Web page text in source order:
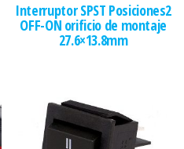
Interruptor SPST Posiciones2
OFF-ON orificio de montaje
27.6×13.8mm